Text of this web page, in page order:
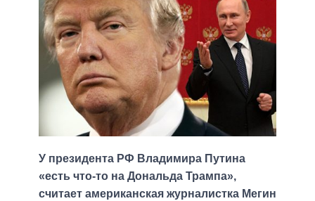
У президента РФ Владимира Путина
«есть что-то на Дональда Трампа»,
считает американская журналистка Мегин